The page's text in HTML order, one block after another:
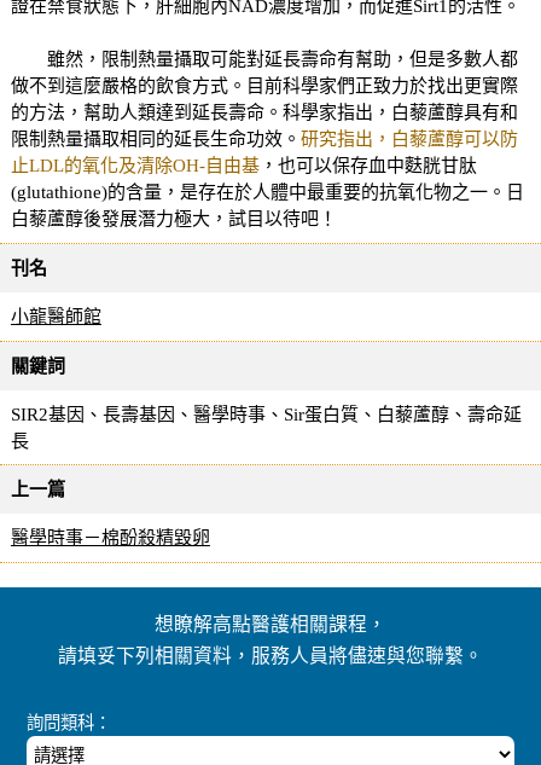
證在禁食狀態下，肝細胞內NAD濃度增加，而促進Sirt1的活性。
雖然，限制熱量攝取可能對延長壽命有幫助，但是多數人都
做不到這麼嚴格的飲食方式。目前科學家們正致力於找出更實際
的方法，幫助人類達到延長壽命。科學家指出，白藜蘆醇具有和
限制熱量攝取相同的延長生命功效。 研究指出，白藜蘆醇可以防
止LDL的氧化及清除OH-自由基，也可以保存血中麩胱甘肽
(glutathione)的含量，是存在於人體中最重要的抗氧化物之一。日
白藜蘆醇後發展潛力極大，試目以待吧！
刊名
小龍醫師館
關鍵詞
SIR2基因、長壽基因、醫學時事、Sir蛋白質、白藜蘆醇、壽命延
長
上一篇
醫學時事－棉酚殺精毀卵
想瞭解高點醫護相關課程，
請填妥下列相關資料，服務人員將儘速與您聯繫。
詢問類科：